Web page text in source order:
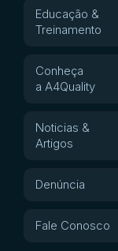
Educação &
Treinamento
Conheça
a A4Quality
Noticias &
Artigos
Denúncia
Fale Conosco